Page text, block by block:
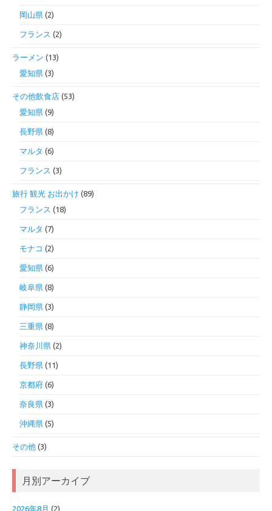
岡山県 (2)
フランス (2)
ラーメン (13)
愛知県 (3)
その他飲食店 (53)
愛知県 (9)
長野県 (8)
マルタ (6)
フランス (3)
旅行 観光 お出かけ (89)
フランス (18)
マルタ (7)
モナコ (2)
愛知県 (6)
岐阜県 (8)
静岡県 (3)
三重県 (8)
神奈川県 (2)
長野県 (11)
京都府 (6)
奈良県 (3)
沖縄県 (5)
その他 (3)
月別アーカイブ
2026年8月 (2)